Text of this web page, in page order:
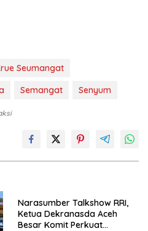
Seumangat
Semangat Senyum
Narasumber Talkshow RRI,
Ketua Dekranasda Aceh
Besar Komit Perkuat